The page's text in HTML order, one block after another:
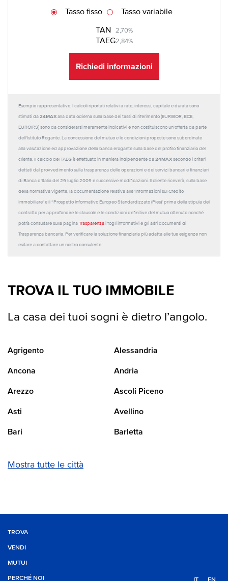
TAN 2,70%
TAEG2,84%
Tasso fisso Tasso variabile
Richiedi informazioni
Esempio rappresentativo: I calcoli riportati relativi a rate, interessi, capitale e durata sono
stimati da 24MAX alla data odierna sulla base dei tassi di riferimento (EURIBOR, BCE,
EUROIRS) sono da considerarsi meramente indicativi e non costituiscono un'offerta da parte
dell'Istituto Rogante. La concessione del mutuo e le condizioni proposte sono subordinate
alla valutazione ed approvazione della banca erogante sulla base del profilo finanziario del
cliente. Il calcolo del TAEG è effettuato in maniera indipendente da 24MAX secondo i criteri
dettati dal provvedimento sulla trasparenza delle operazioni e dei servizi bancari e finanziari
di Banca d'Italia del 29 luglio 2009 e successive modificazioni. Il cliente riceverà, sulla base
della normativa vigente, la documentazione relativa alle 'Informazioni sul Credito
Immobiliare' e il “Prospetto Informativo Europeo Standardizzato (Pies)' prima della stipula del
contratto per approfondire le clausole e le condizioni definitive del mutuo ottenuto nonché
potrà consultare sulla pagina Trasparenza i fogli informativi e gli altri documenti di
Trasparenza bancaria. Per verificare la soluzione finanziaria più adatta alle tue esigenze non
esitare a contattare un nostro consulente.
TROVA IL TUO IMMOBILE
La casa dei tuoi sogni è dietro l’angolo.
Agrigento Alessandria
Ancona Andria
Arezzo Ascoli Piceno
Asti Avellino
Bari Barletta
Mostra tutte le città
TROVA
VENDI
MUTUI
PERCHÉ NOI